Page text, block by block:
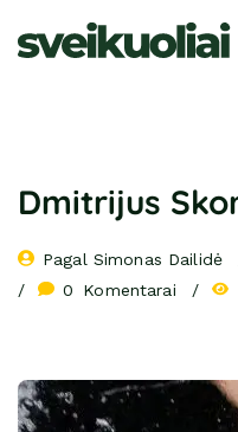
Dmitrijus
Pagal Simonas Dailidė
0
Komentarai